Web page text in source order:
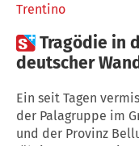
Trentino
Tragödie in
deutscher
Ein seit Tagen
der Palagruppe im
und der Provinz